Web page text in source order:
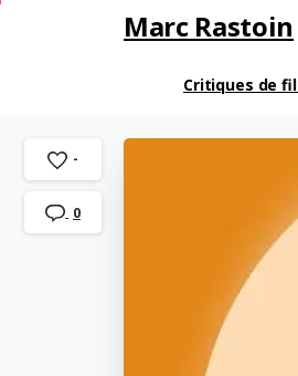
Marc Rastoin
Critiques de
-
0